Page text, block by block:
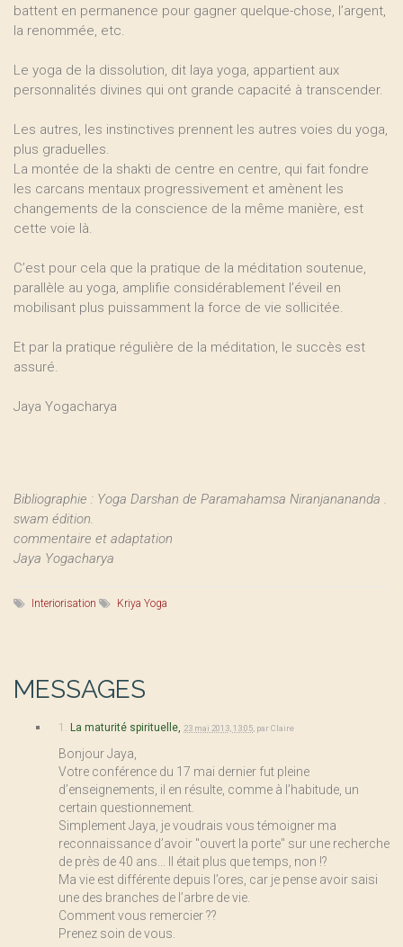
battent en permanence pour gagner quelque-chose, l’argent,
la renommée, etc.
Le yoga de la dissolution, dit laya yoga, appartient aux
personnalités divines qui ont grande capacité à transcender.
Les autres, les instinctives prennent les autres voies du yoga,
plus graduelles.
La montée de la shakti de centre en centre, qui fait fondre
les carcans mentaux progressivement et amènent les
changements de la conscience de la même manière, est
cette voie là.
C’est pour cela que la pratique de la méditation soutenue,
parallèle au yoga, amplifie considérablement l’éveil en
mobilisant plus puissamment la force de vie sollicitée.
Et par la pratique régulière de la méditation, le succès est
assuré.
Jaya Yogacharya
Bibliographie : Yoga Darshan de Paramahamsa Niranjanananda .
swam édition.
commentaire et adaptation
Jaya Yogacharya
Interiorisation Kriya Yoga
MESSAGES
1. La maturité spirituelle, 23 mai 2013, 13:05 parClaire
Bonjour Jaya,
Votre conférence du 17 mai dernier fut pleine
d’enseignements, il en résulte, comme à l’habitude, un
certain questionnement.
Simplement Jaya, je voudrais vous témoigner ma
reconnaissance d’avoir "ouvert la porte" sur une recherche
de près de 40 ans... Il était plus que temps, non !?
Ma vie est différente depuis l’ores, car je pense avoir saisi
une des branches de l’arbre de vie.
Comment vous remercier ??
Prenez soin de vous.